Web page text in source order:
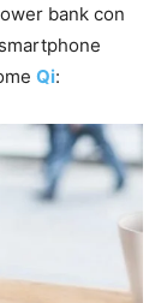
bank con
Qi: